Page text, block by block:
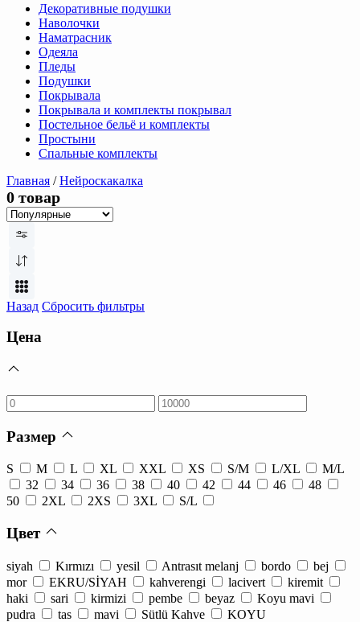
Декоративные подушки
Наволочки
Наматрасник
Одеяла
Пледы
Подушки
Покрывала
Покрывала и комплекты покрывал
Постельное бельё и комплекты
Простыни
Спальные комплекты
Главная / Нейроскакалка
0 товар
Назад Сбросить фильтры
Цена
Размер
S M L XL XXL XS S/M L/XL
M/L
32
34 36 38 40 42 44 46
48
50
2XL 2XS 3XL S/L
Цвет
siyah Kırmızı yesil Antrasıt melanj bordo
bej
mor
EKRU/SİYAH kahverengi lacivert
kiremit
haki
sari kirmizi pembe beyaz
Koyu mavi
pudra
tas mavi Sütlü Kahve
KOYU